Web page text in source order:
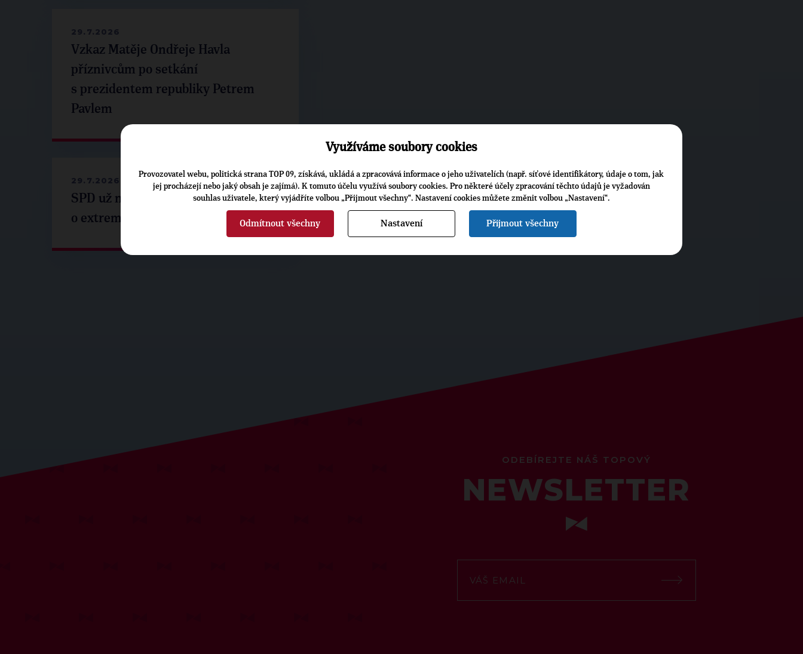
29.7.2026
Vzkaz Matěje Ondřeje Havla
příznivcům po setkání
s prezidentem republiky Petrem
Pavlem
29.7.2026
SPD už není ve zprávě
o extremismu. Pospíšil: Je tu pachuť
ODEBÍREJTE NÁŠ TOPOVÝ
NEWSLETTER
Využíváme soubory cookies
Provozovatel webu, politická strana TOP 09, získává, ukládá a zpracovává informace o jeho uživatelích (např. síťové identifikátory, údaje o tom, jak
jej procházejí nebo jaký obsah je zajímá). K tomuto účelu využívá soubory cookies. Pro některé účely zpracování těchto údajů je vyžadován
souhlas uživatele, který vyjádříte volbou „Přijmout všechny“. Nastavení cookies můžete změnit volbou „Nastavení“.
Odmítnout všechny Nastavení Přijmout všechny